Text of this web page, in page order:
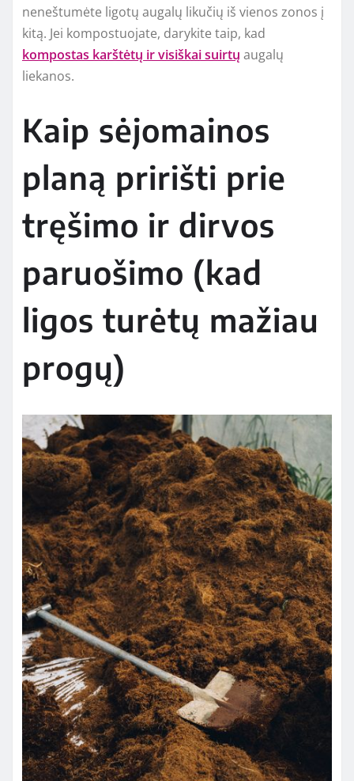
neneštumėte ligotų augalų likučių iš vienos zonos į
kitą. Jei kompostuojate, darykite taip, kad
kompostas karštėtų ir visiškai suirtų augalų
liekanos.
Kaip sėjomainos
planą pririšti prie
tręšimo ir dirvos
paruošimo (kad
ligos turėtų mažiau
progų)